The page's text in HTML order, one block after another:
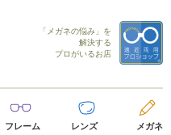
「メガネの悩み」を
解決する
プロがいるお店
フレーム
レンズ
メガネ